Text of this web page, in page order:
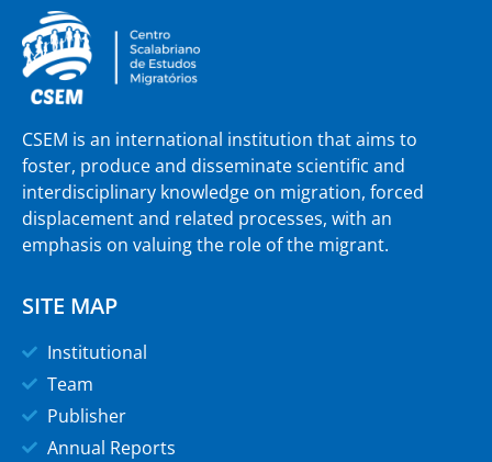
CSEM is an international institution that aims to
foster, produce and disseminate scientific and
interdisciplinary knowledge on migration, forced
displacement and related processes, with an
emphasis on valuing the role of the migrant.
SITE MAP
Institutional
Team
Publisher
Annual Reports